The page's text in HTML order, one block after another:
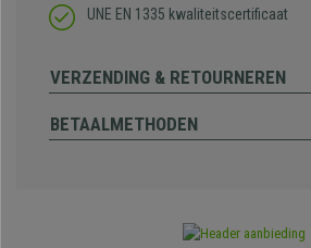
UNE EN 1335 kwaliteitscertificaat
VERZENDING & RETOURNEREN
BETAALMETHODEN